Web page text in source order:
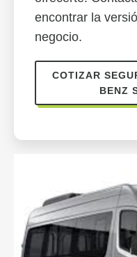
encontrar la
negocio.
COTIZAR
BENZ